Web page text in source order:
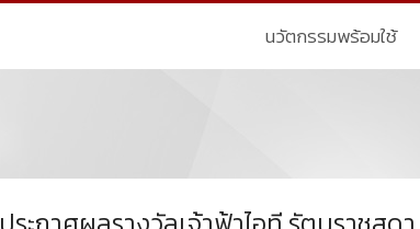
นวัตกรรมพร้อมใช้